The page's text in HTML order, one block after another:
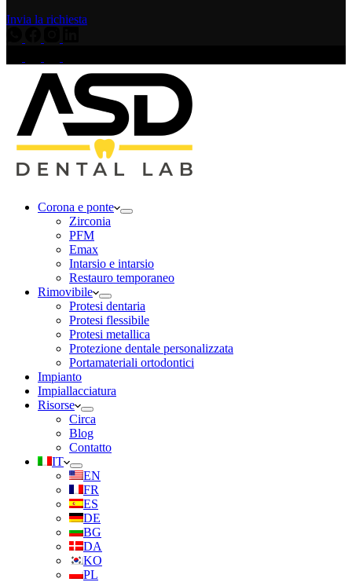
Invia la richiesta
Corona e ponte
Zirconia
PFM
Emax
Intarsio e intarsio
Restauro temporaneo
Rimovibile
Protesi dentaria
Protesi flessibile
Protesi metallica
Protezione dentale personalizzata
Portamateriali ortodontici
Impianto
Impiallacciatura
Risorse
Circa
Blog
Contatto
IT
EN
FR
ES
DE
BG
DA
KO
PL